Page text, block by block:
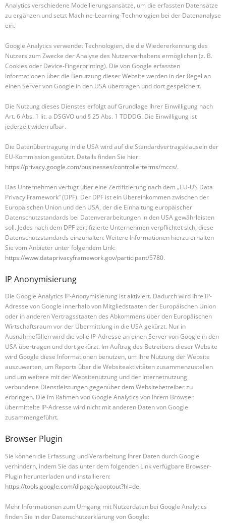
Analytics verschiedene Modellierungsansätze, um die erfassten Datensätze
zu ergänzen und setzt Machine-Learning-Technologien bei der Datenanalyse
ein.
Google Analytics verwendet Technologien, die die Wiedererkennung des
Nutzers zum Zwecke der Analyse des Nutzerverhaltens ermöglichen (z. B.
Cookies oder Device-Fingerprinting). Die von Google erfassten
Informationen über die Benutzung dieser Website werden in der Regel an
einen Server von Google in den USA übertragen und dort gespeichert.
Die Nutzung dieses Dienstes erfolgt auf Grundlage Ihrer Einwilligung nach
Art. 6 Abs. 1 lit. a DSGVO und § 25 Abs. 1 TDDDG. Die Einwilligung ist
jederzeit widerrufbar.
Die Datenübertragung in die USA wird auf die Standardvertragsklauseln der
EU-Kommission gestützt. Details finden Sie hier:
https://privacy.google.com/businesses/controllerterms/mccs/.
Das Unternehmen verfügt über eine Zertifizierung nach dem „EU-US Data
Privacy Framework“ (DPF). Der DPF ist ein Übereinkommen zwischen der
Europäischen Union und den USA, der die Einhaltung europäischer
Datenschutzstandards bei Datenverarbeitungen in den USA gewährleisten
soll. Jedes nach dem DPF zertifizierte Unternehmen verpflichtet sich, diese
Datenschutzstandards einzuhalten. Weitere Informationen hierzu erhalten
Sie vom Anbieter unter folgendem Link:
https://www.dataprivacyframework.gov/participant/5780.
IP Anonymisierung
Die Google Analytics IP-Anonymisierung ist aktiviert. Dadurch wird Ihre IP-
Adresse von Google innerhalb von Mitgliedstaaten der Europäischen Union
oder in anderen Vertragsstaaten des Abkommens über den Europäischen
Wirtschaftsraum vor der Übermittlung in die USA gekürzt. Nur in
Ausnahmefällen wird die volle IP-Adresse an einen Server von Google in den
USA übertragen und dort gekürzt. Im Auftrag des Betreibers dieser Website
wird Google diese Informationen benutzen, um Ihre Nutzung der Website
auszuwerten, um Reports über die Websiteaktivitäten zusammenzustellen
und um weitere mit der Websitenutzung und der Internetnutzung
verbundene Dienstleistungen gegenüber dem Websitebetreiber zu
erbringen. Die im Rahmen von Google Analytics von Ihrem Browser
übermittelte IP-Adresse wird nicht mit anderen Daten von Google
zusammengeführt.
Browser Plugin
Sie können die Erfassung und Verarbeitung Ihrer Daten durch Google
verhindern, indem Sie das unter dem folgenden Link verfügbare Browser-
Plugin herunterladen und installieren:
https://tools.google.com/dlpage/gaoptout?hl=de.
Mehr Informationen zum Umgang mit Nutzerdaten bei Google Analytics
finden Sie in der Datenschutzerklärung von Google: